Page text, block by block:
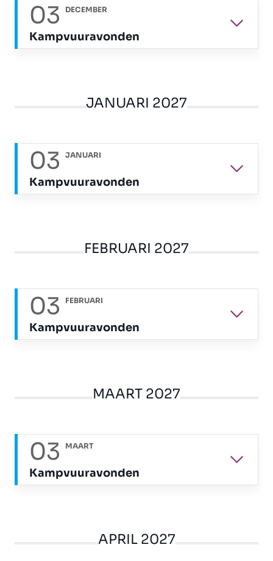
03 DECEMBER
Kampvuuravonden
JANUARI 2027
03 JANUARI
Kampvuuravonden
FEBRUARI 2027
03 FEBRUARI
Kampvuuravonden
MAART 2027
03 MAART
Kampvuuravonden
APRIL 2027